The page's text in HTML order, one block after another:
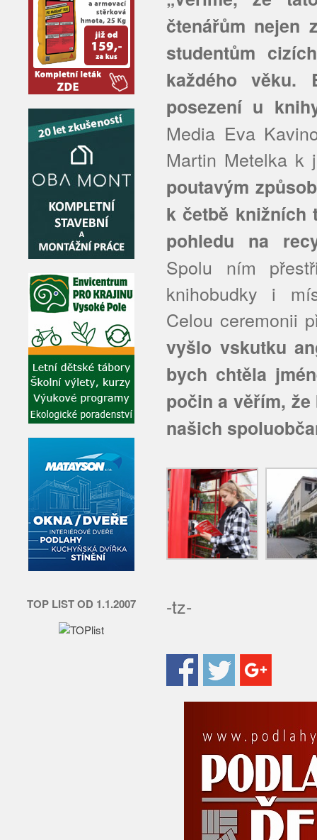
TOP LIST OD 1.1.2007
čtenářům nejen
studentům
každého věku.
posezení u
Media Eva
Martin Metelka
poutavým
k četbě knižních
pohledu na
Spolu ním
knihobudky i
Celou ceremonii
vyšlo vskutku
bych chtěla
počin a věřím,
našich
-tz-